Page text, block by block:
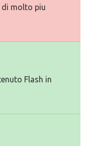
di molto piu
Flash in